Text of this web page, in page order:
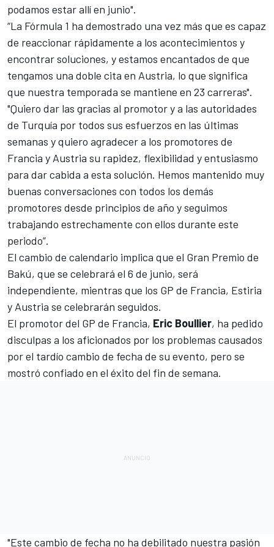
podamos estar allí en junio".
“La Fórmula 1 ha demostrado una vez más que es capaz
de reaccionar rápidamente a los acontecimientos y
encontrar soluciones, y estamos encantados de que
tengamos una doble cita en Austria, lo que significa
que nuestra temporada se mantiene en 23 carreras".
"Quiero dar las gracias al promotor y a las autoridades
de Turquía por todos sus esfuerzos en las últimas
semanas y quiero agradecer a los promotores de
Francia y Austria su rapidez, flexibilidad y entusiasmo
para dar cabida a esta solución. Hemos mantenido muy
buenas conversaciones con todos los demás
promotores desde principios de año y seguimos
trabajando estrechamente con ellos durante este
periodo”.
El cambio de calendario implica que el Gran Premio de
Bakú, que se celebrará el 6 de junio, será
independiente, mientras que los GP de Francia, Estiria
y Austria se celebrarán seguidos.
El promotor del GP de Francia, Eric Boullier, ha pedido
disculpas a los aficionados por los problemas causados
por el tardío cambio de fecha de su evento, pero se
mostró confiado en el éxito del fin de semana.
"Este cambio de fecha no ha debilitado nuestra pasión